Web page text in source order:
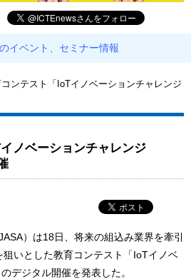
イベント、セミナー情報
ンテスト「IoTイノベーションチャレンジ
ノベーションチャレンジ
）は18日、将来の組込み業界を牽引
いとした教育コンテスト「IoTイノベ
デジタル開催を発表した。